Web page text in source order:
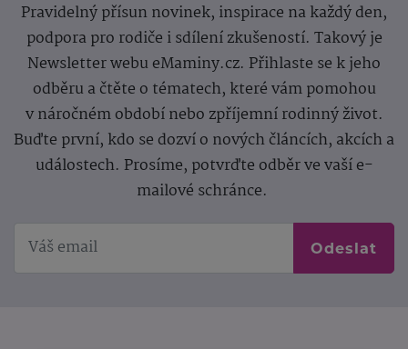
Pravidelný přísun novinek, inspirace na každý den,
podpora pro rodiče i sdílení zkušeností. Takový je
Newsletter webu eMaminy.cz. Přihlaste se k jeho
odběru a čtěte o tématech, které vám pomohou
v náročném období nebo zpříjemní rodinný život.
Buďte první, kdo se dozví o nových článcích, akcích a
událostech. Prosíme, potvrďte odběr ve vaší e-
mailové schránce.
Odeslat